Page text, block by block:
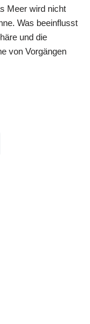
Meer wird nicht
Was beeinflusst
und die
von Vorgängen